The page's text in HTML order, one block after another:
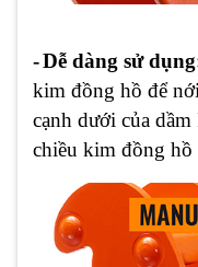
-Dễ dàng sử dụng
kim đồng hồ để
cạnh dưới của
chiều kim đồng hồ